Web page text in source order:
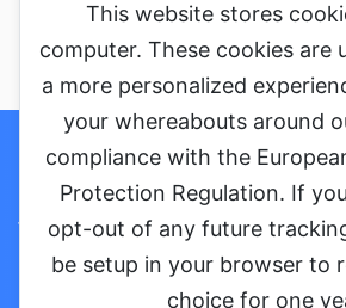
セミナーに参加する
プライバシーポリシー
会社概要
This website stores
computer. These cookies are
a more personalized
your whereabouts around
compliance with the
Protection Regulation. If
opt-out of any future
be setup in your browser to
choice for one